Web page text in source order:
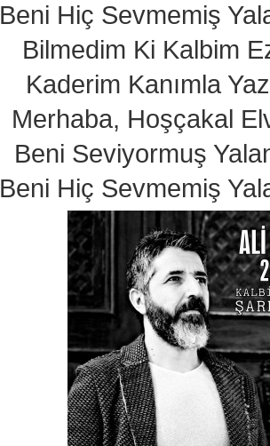
Beni Hiç Sevmemiş
Bilmedim Ki Kalbim
Kaderim Kanımla
Merhaba, Hoşçakal
Beni Seviyormuş
Beni Hiç Sevmemiş